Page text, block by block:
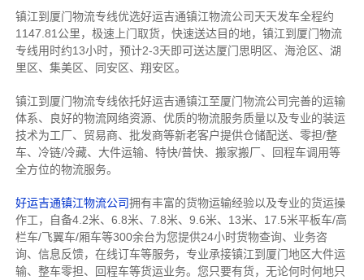
镇江到厦门物流专线优选好运吉通镇江物流公司天天发车全程约
1147.81公里， 极速上门取货，快速送达目的地，镇江到厦门物流
专线用时约13小时，预计2-3天即可送达厦门思明区、海沧区、湖
里区、集美区、同安区、翔安区。
镇江到厦门物流专线依托好运吉通镇江至厦门物流公司完善的运输
体系、良好的物流网络资源、优质的物流服务质量以及专业的装运
技术为工厂、贸易商、批发商等新老客户提供仓储配送、零担/整
车、冷链/冷藏、大件运输、特快/普快、搬家搬厂、回程车调用等
全方位的物流服务。
好运吉通镇江物流公司拥有丰富的货物运输经验以及专业的货运操
作工，自备4.2米、6.8米、7.8米、9.6米、13米、17.5米平板车/高
栏车/飞翼车/厢车等300余台为您提供24小时货物查询、业务咨
询、信息反馈，在线订车等服务， 专业承接镇江到厦门地区大件运
输、整车零担、回程车等货运业务。 您只要有货，无论何时何地只